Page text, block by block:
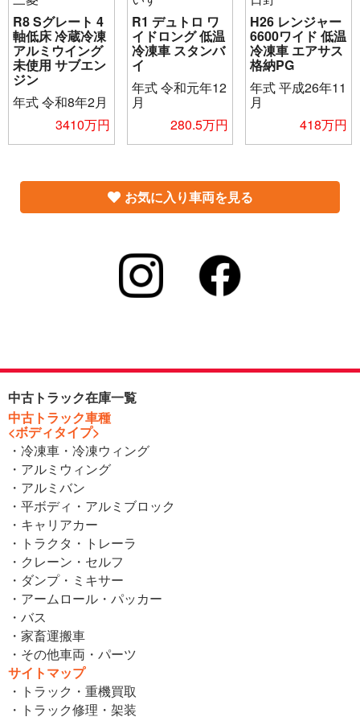
R8 Sグレート 4
軸低床 冷蔵冷凍
アルミウイング
未使用 サブエン
ジン
年式令和8年2月
3410万円
R1 デュトロ ワ
イドロング 低温
冷凍車 スタンバ
イ
年式令和元年12
月
280.5万円
H26 レンジャー
6600ワイド 低温
冷凍車 エアサス
格納PG
年式平成26年11
月
418万円
お気に入り車両を見る
中古トラック在庫一覧
中古トラック車種
<ボディタイプ>
・冷凍車・冷凍ウィング
・アルミウィング
・アルミバン
・平ボディ・アルミブロック
・キャリアカー
・トラクタ・トレーラ
・クレーン・セルフ
・ダンプ・ミキサー
・アームロール・パッカー
・バス
・家畜運搬車
・その他車両・パーツ
サイトマップ
・トラック・重機買取
・トラック修理・架装